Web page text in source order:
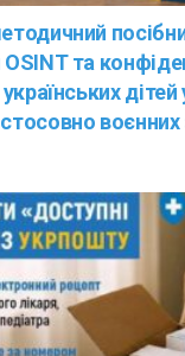
та
воєнних